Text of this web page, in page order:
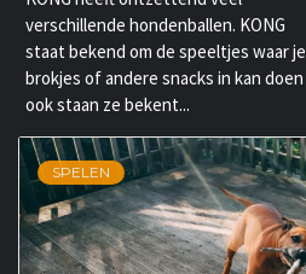
verschillende hondenballen. KONG
staat bekend om de speeltjes waar je
brokjes of andere snacks in kan doen
ook staan ze bekent...
SPELEN